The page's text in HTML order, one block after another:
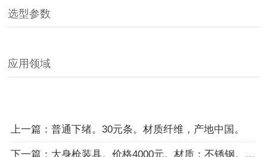
选型参数
应用领域
上一篇：普通下绪。30元条。材质纤维，产地中国。
下一篇：大身枪装具。价格4000元。材质；不锈钢。产地中国。